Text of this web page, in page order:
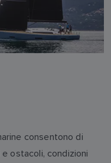
consentono di
ostacoli, condizioni